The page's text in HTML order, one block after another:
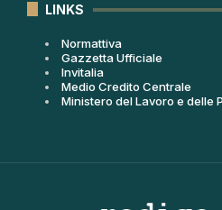
LINKS
Normattiva
Gazzetta Ufficiale
Invitalia
Medio Credito Centrale
Ministero del Lavoro e delle